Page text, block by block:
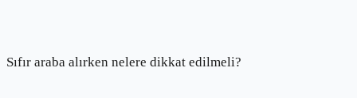
Sıfır araba alırken nelere dikkat edilmeli?